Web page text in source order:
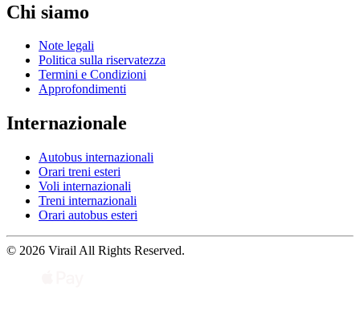
Chi siamo
Note legali
Politica sulla riservatezza
Termini e Condizioni
Approfondimenti
Internazionale
Autobus internazionali
Orari treni esteri
Voli internazionali
Treni internazionali
Orari autobus esteri
© 2026 Virail All Rights Reserved.